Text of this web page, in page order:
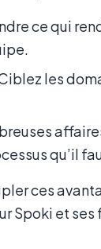
ce qui
les
qu’il
ces
Spoki et